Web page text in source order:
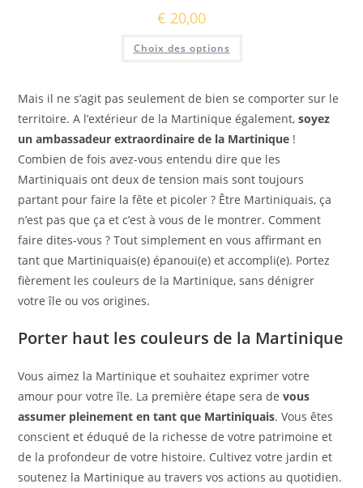
€ 20,00
Choix des options
Ce
a
Les
options
peuvent
être
choisies
la
page
du
produit
Mais il ne s’agit pas seulement de bien se comporter sur le
territoire. A l’extérieur de la Martinique également,soyez
un ambassadeur extraordinaire de la Martinique !
Combien de fois avez-vous entendu dire que les
Martiniquais ont deux de tension mais sont toujours
partant pour faire la fête et picoler ? Être Martiniquais, ça
n’est pas que ça et c’est à vous de le montrer. Comment
faire dites-vous ? Tout simplement en vous affirmant en
tant que Martiniquais(e) épanoui(e) et accompli(e). Portez
fièrement les couleurs de la Martinique, sans dénigrer
votre île ou vos origines.
Porter haut les couleurs de la Martinique
Vous aimez la Martinique et souhaitez exprimer votre
amour pour votre île. La première étape sera devous
assumer pleinement en tant que Martiniquais. Vous êtes
conscient et éduqué de la richesse de votre patrimoine et
de la profondeur de votre histoire. Cultivez votre jardin et
soutenez la Martinique au travers vos actions au quotidien.